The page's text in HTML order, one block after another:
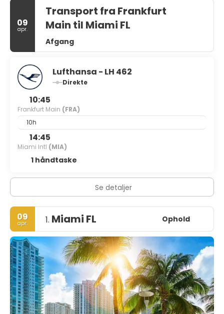
09
apr.
Transport fra Frankfurt
Main til Miami FL
Afgang
Lufthansa - LH 462
Direkte
10:45
Frankfurt Main (FRA)
10h
14:45
Miami Intl (MIA)
1 håndtaske
Se detaljer
09
apr. 1. Miami FL Ophold